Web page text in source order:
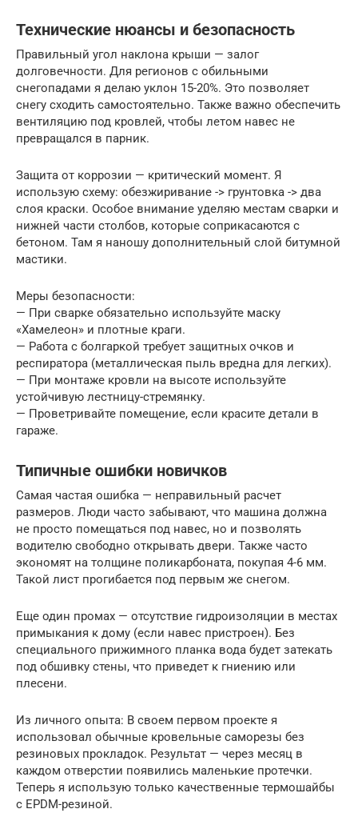
Технические нюансы и безопасность
Правильный угол наклона крыши — залог
долговечности. Для регионов с обильными
снегопадами я делаю уклон 15-20%. Это позволяет
снегу сходить самостоятельно. Также важно обеспечить
вентиляцию под кровлей, чтобы летом навес не
превращался в парник.
Защита от коррозии — критический момент. Я
использую схему: обезжиривание -> грунтовка -> два
слоя краски. Особое внимание уделяю местам сварки и
нижней части столбов, которые соприкасаются с
бетоном. Там я наношу дополнительный слой битумной
мастики.
Меры безопасности:
— При сварке обязательно используйте маску
«Хамелеон» и плотные краги.
— Работа с болгаркой требует защитных очков и
респиратора (металлическая пыль вредна для легких).
— При монтаже кровли на высоте используйте
устойчивую лестницу-стремянку.
— Проветривайте помещение, если красите детали в
гараже.
Типичные ошибки новичков
Самая частая ошибка — неправильный расчет
размеров. Люди часто забывают, что машина должна
не просто помещаться под навес, но и позволять
водителю свободно открывать двери. Также часто
экономят на толщине поликарбоната, покупая 4-6 мм.
Такой лист прогибается под первым же снегом.
Еще один промах — отсутствие гидроизоляции в местах
примыкания к дому (если навес пристроен). Без
специального прижимного планка вода будет затекать
под обшивку стены, что приведет к гниению или
плесени.
Из личного опыта: В своем первом проекте я
использовал обычные кровельные саморезы без
резиновых прокладок. Результат — через месяц в
каждом отверстии появились маленькие протечки.
Теперь я использую только качественные термошайбы
с EPDM-резиной.